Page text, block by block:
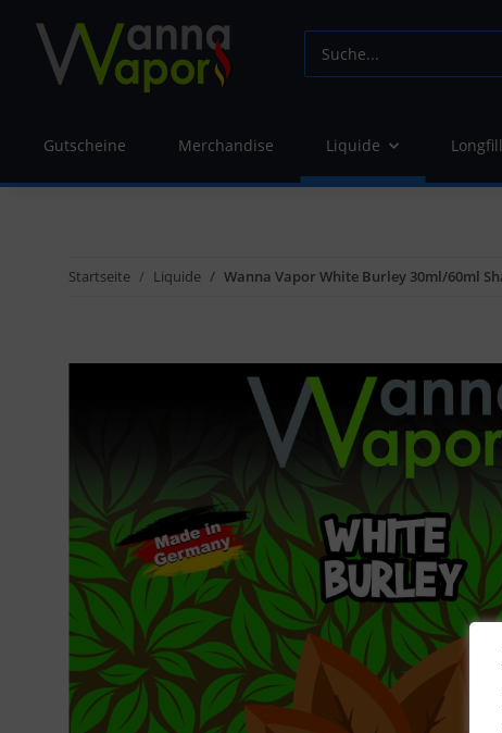
Gutscheine Merchandise Liquide
Startseite Liquide Wanna Vapor White Burley 30ml/60ml